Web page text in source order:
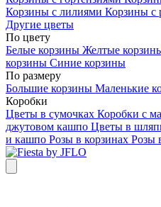
Корзины с лилиями Корзины с
Другие цветы
По цвету
Белые корзины Желтые
корзины Синие корзины
По размеру
Большие корзины Маленькие
Коробки
Цветы в сумочках Коробки с
джутовом кашпо Цветы в
и кашпо Розы в корзинах Розы